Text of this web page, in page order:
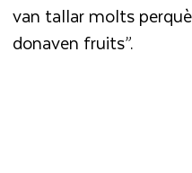
van tallar molts
donaven fruits”.